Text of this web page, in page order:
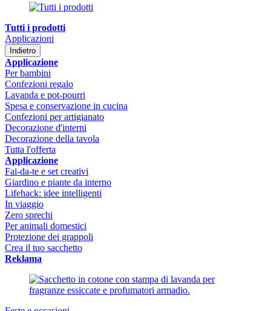
Tutti i prodotti
Applicazioni
Indietro
Applicazione
Per bambini
Confezioni regalo
Lavanda e pot-pourri
Spesa e conservazione in cucina
Confezioni per artigianato
Decorazione d'interni
Decorazione della tavola
Tutta l'offerta
Applicazione
Fai-da-te e set creativi
Giardino e piante da interno
Lifehack: idee intelligenti
In viaggio
Zero sprechi
Per animali domestici
Protezione dei grappoli
Crea il tuo sacchetto
Reklama